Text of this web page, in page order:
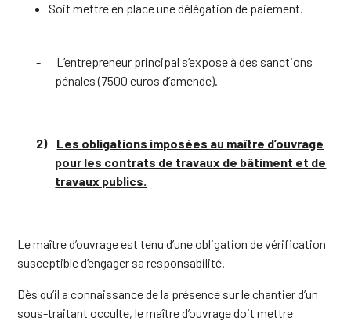
Soit mettre en place une délégation de paiement.
-
L’entrepreneur principal s’expose à des sanctions
pénales (7500 euros d’amende).
2)
Les obligations imposées au maître d’ouvrage
pour les contrats de travaux de bâtiment et de
travaux publics.
Le maître d’ouvrage est tenu d’une obligation de vérification
susceptible d’engager sa responsabilité.
Dès qu’il a connaissance de la présence sur le chantier d’un
sous-traitant occulte, le maître d’ouvrage doit mettre